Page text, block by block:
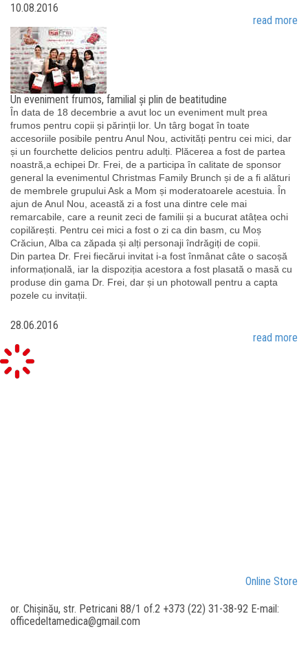
10.08.2016
read more
Un eveniment frumos, familial și plin de beatitudine
În data de 18 decembrie a avut loc un eveniment mult prea
frumos pentru copii și părinții lor. Un târg bogat în toate
accesoriile posibile pentru Anul Nou, activități pentru cei mici, dar
și un fourchette delicios pentru adulți. Plăcerea a fost de partea
noastră,a echipei Dr. Frei, de a participa în calitate de sponsor
general la evenimentul Christmas Family Brunch și de a fi alături
de membrele grupului Ask a Mom și moderatoarele acestuia. În
ajun de Anul Nou, această zi a fost una dintre cele mai
remarcabile, care a reunit zeci de familii și a bucurat atâțea ochi
copilărești. Pentru cei mici a fost o zi ca din basm, cu Moș
Crăciun, Alba ca zăpada și alți personaji îndrăgiți de copii.
Din partea Dr. Frei fiecărui invitat i-a fost înmânat câte o sacoșă
informațională, iar la dispoziția acestora a fost plasată o masă cu
produse din gama Dr. Frei, dar și un photowall pentru a capta
pozele cu invitații.
28.06.2016
read more
Online Store
or. Chișinău, str. Petricani 88/1 of.2 +373 (22) 31-38-92 E-mail:
officedeltamedica@gmail.com